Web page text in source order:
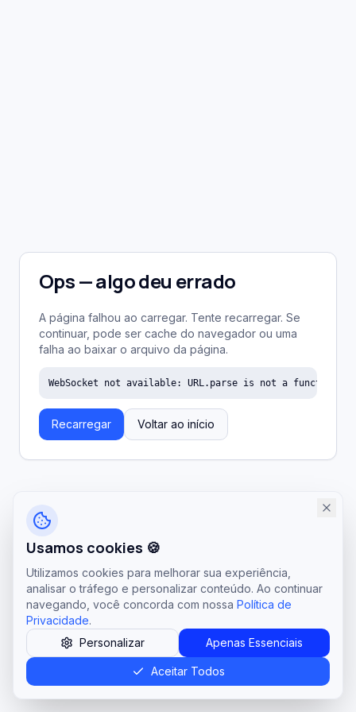
Ops — algo deu errado
A página falhou ao carregar. Tente recarregar. Se
continuar, pode ser cache do navegador ou uma
falha ao baixar o arquivo da página.
WebSocket not available: URL.parse is not a function
Recarregar Voltar ao início
Usamos cookies 🍪
Utilizamos cookies para melhorar sua experiência,
analisar o tráfego e personalizar conteúdo. Ao continuar
navegando, você concorda com nossa Política de
Privacidade.
Personalizar
Apenas Essenciais
Aceitar Todos